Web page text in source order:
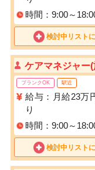
時間：9:00～
検討中リスト
ケアマネジャー
ブランクOK 駅近
給与：月給23
り
時間：9:00～
検討中リスト